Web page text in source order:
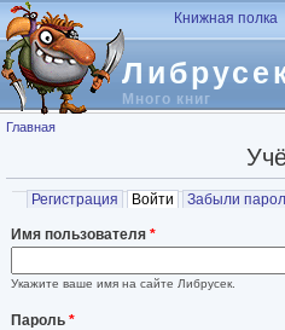
Перейти к основному содержанию
Много книг
Книжная полка
Вы здесь
Главная
Главные вкладки
Регистрация Войти (активная
Забыли
Имя пользователя *
Укажите ваше имя на сайте Либрусек.
Пароль *